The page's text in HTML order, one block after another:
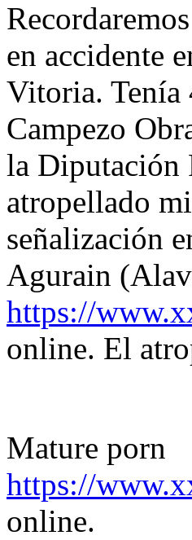
en accidente
Vitoria. Tenía
Campezo
la Diputación
atropellado
señalización
Agurain
https://
online. El
Mature porn
https://
online.